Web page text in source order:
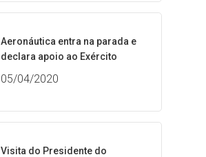
Aeronáutica entra na parada e
declara apoio ao Exército
05/04/2020
Visita do Presidente do